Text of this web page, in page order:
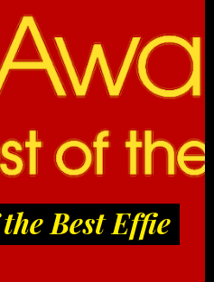
Best Effie